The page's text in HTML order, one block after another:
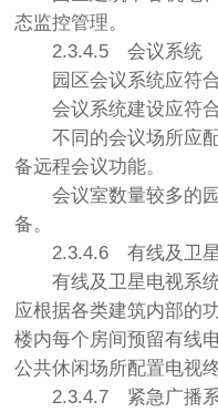
态监控管理。
2.3.4.5会议系统
园区会议系统应符合
会议系统建设应符合
不同的会议场所应配
备远程会议功能。
会议室数量较多的园
备。
2.3.4.6有线及卫
有线及卫星电视系统
应根据各类建筑内部的
楼内每个房间预留有线
公共休闲场所配置电视终
2.3.4.7 紧急广播